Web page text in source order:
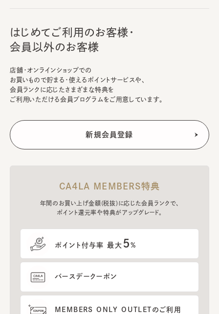
はじめてご利用のお客様・
会員以外のお客様
店舗・オンラインショップでの
お買いもので貯まる・使えるポイントサービスや、
会員ランクに応じたさまざまな特典を
ご利用いただける会員プログラムをご用意しています。
CA4LA MEMBERS特典
年間のお買い上げ金額(税抜)に応じた会員ランクで、
ポイント還元率や特典がアップグレード。
ポイント付与率 最大 5%
バースデークーポン
MEMBERS ONLY OUTLETのご利用